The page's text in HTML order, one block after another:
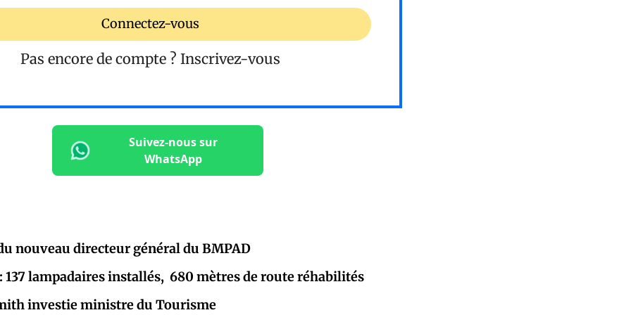
Connectez-vous
Pas encore de compte ? Inscrivez-vous
Suivez-nous sur
WhatsApp
nouveau directeur général du BMPAD
137 lampadaires installés, 680 mètres de route réhabilités
investie ministre du Tourisme